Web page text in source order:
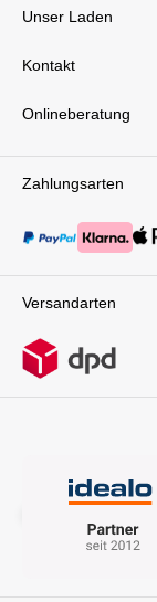
Zahlungsarten
Versandarten
Unser Laden
Kontakt
Onlineberatung